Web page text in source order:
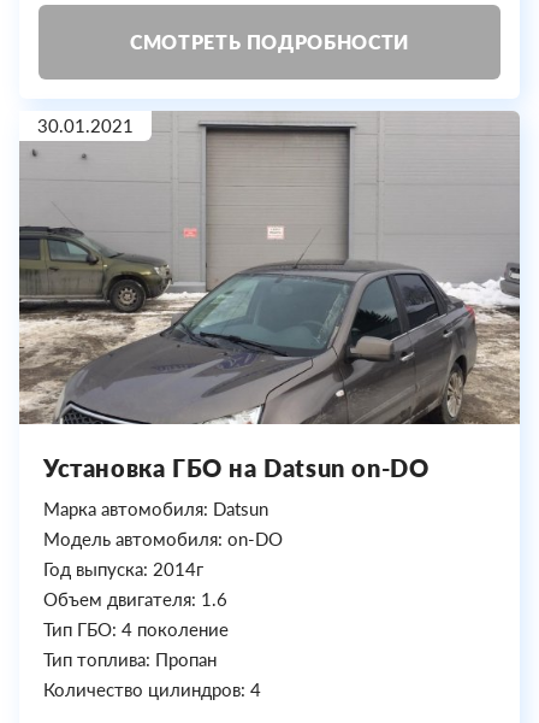
СМОТРЕТЬ ПОДРОБНОСТИ
30.01.2021
Установка ГБО на Datsun on-DO
Марка автомобиля: Datsun
Модель автомобиля: on-DO
Год выпуска: 2014г
Объем двигателя: 1.6
Тип ГБО: 4 поколение
Тип топлива: Пропан
Количество цилиндров: 4